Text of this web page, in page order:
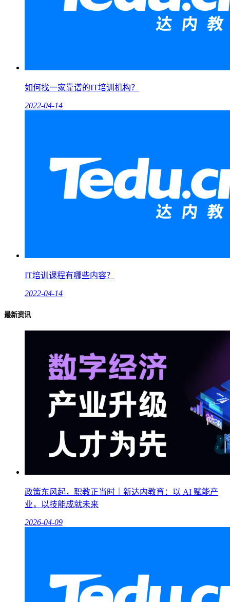
如何找一家靠谱的IT培训机构？
2022-04-14
IT培训课程有哪些内容？
2022-04-14
最新资讯
政策东风起，职教正当时｜新达内教育：以 AI 赋能产
业，以技能成就未来
2026-04-09